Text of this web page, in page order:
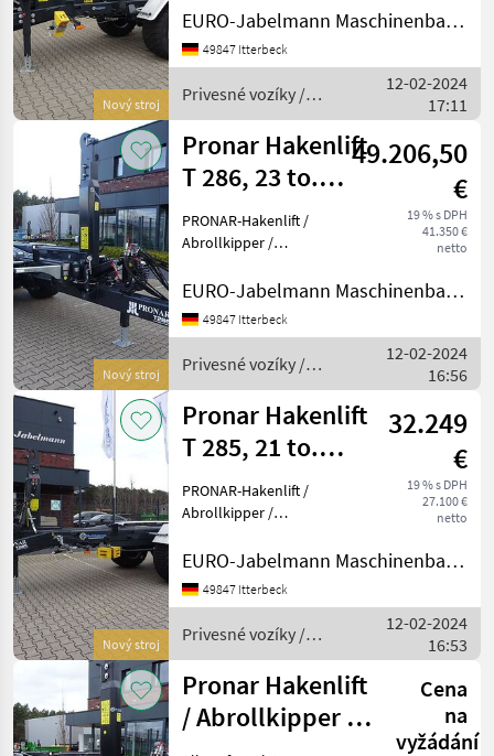
Nový stroj
Containerfahrzeug /
Abrollfahrzeug /
15 to. Technische Daten:
Ges
EURO-Jabelmann Maschinenbau GmbH
49847 Itterbeck
Privesné vozíky /
Pronar
12-02-2024
17:11
Nový stroj
Pronar Hakenlift
T 286, 23 to.
zGG,
Abrollkipper /
49.206,50
€
19 % s DPH
41.350 €
netto
PRONAR-Hakenlift /
Abrollkipper /
Containerfahrzeug /
Abrollfahrzeug /
23 to. Technische Daten:
Gesam
EURO-Jabelmann Maschinenbau GmbH
49847 Itterbeck
Privesné vozíky /
Pronar
12-02-2024
16:56
Nový stroj
Pronar Hakenlift
T 285, 21 to.
zGG,
Abrollkipper /
32.249
€
19 % s DPH
27.100 €
netto
PRONAR-Hakenlift /
Abrollkipper /
Containerfahrzeug /
Abrollfahrzeug /
21 to. Technische Daten:
Gesam
EURO-Jabelmann Maschinenbau GmbH
49847 Itterbeck
Privesné vozíky /
Pronar
12-02-2024
16:53
Pronar Hakenlift
/ Abrollkipper /
Containeranhänger
Cena
na
vyžádání